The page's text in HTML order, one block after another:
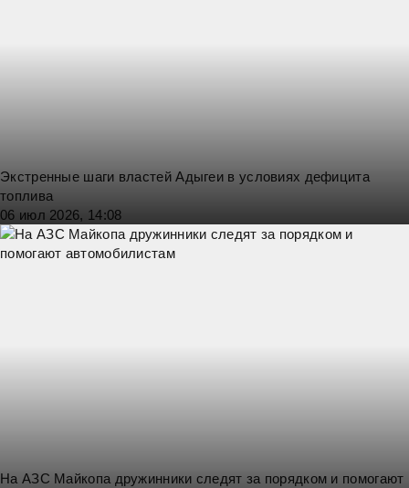
Экстренные шаги властей Адыгеи в условиях дефицита
топлива
06 июл 2026, 14:08
На АЗС Майкопа дружинники следят за порядком и помогают